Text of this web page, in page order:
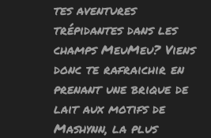
tes aventures
trépidantes dans les
champs MeuMeu? Viens
donc te rafraichir en
prenant une brique de
lait aux motifs de
Mashynn, la plus